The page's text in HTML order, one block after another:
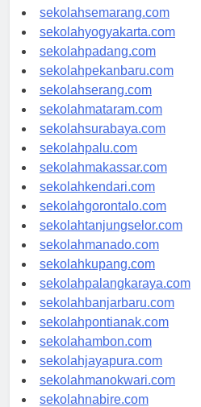
sekolahtanjungpinang.com
sekolahsemarang.com
sekolahyogyakarta.com
sekolahpadang.com
sekolahpekanbaru.com
sekolahserang.com
sekolahmataram.com
sekolahsurabaya.com
sekolahpalu.com
sekolahmakassar.com
sekolahkendari.com
sekolahgorontalo.com
sekolahtanjungselor.com
sekolahmanado.com
sekolahkupang.com
sekolahpalangkaraya.com
sekolahbanjarbaru.com
sekolahpontianak.com
sekolahambon.com
sekolahjayapura.com
sekolahmanokwari.com